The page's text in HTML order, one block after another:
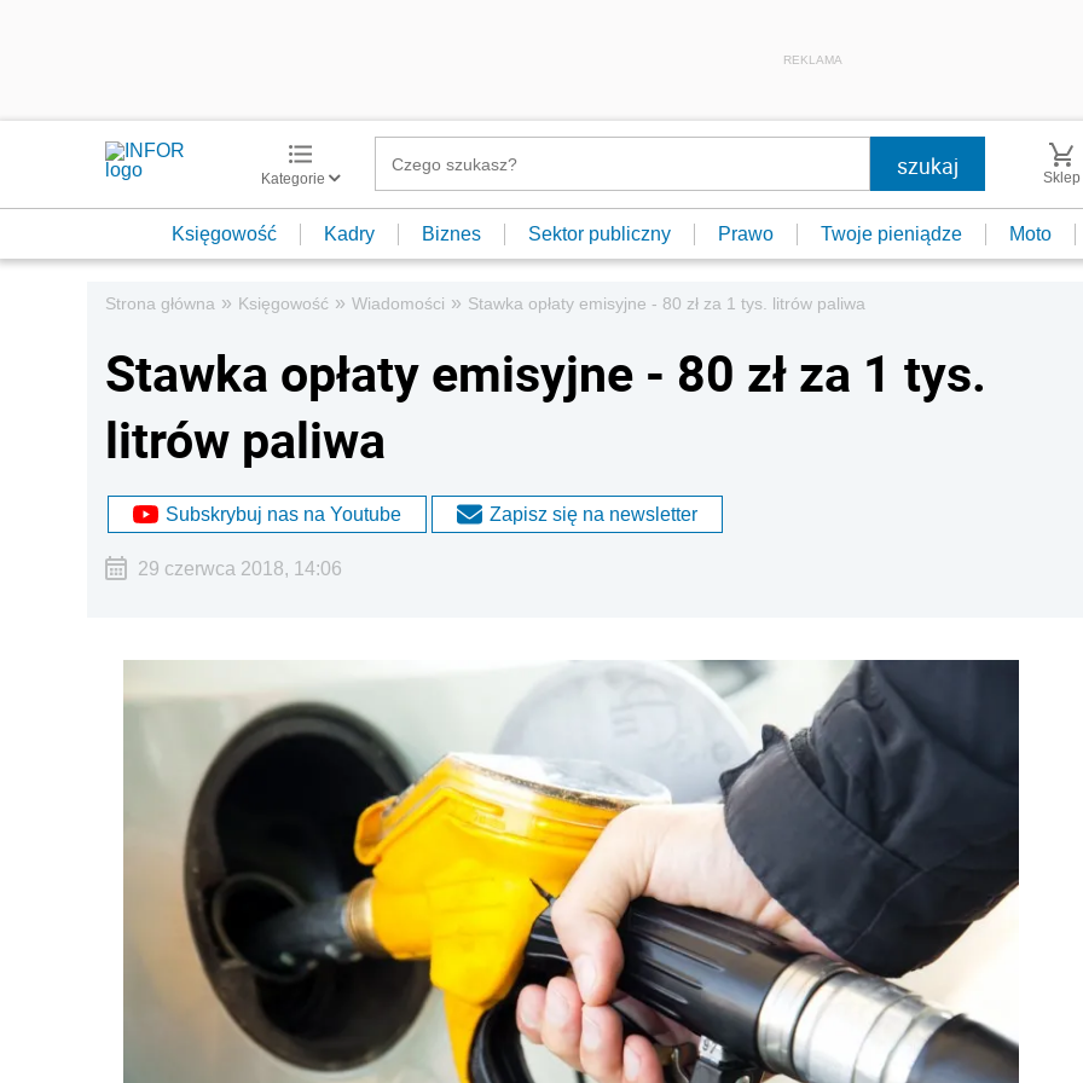
REKLAMA
Kategorie Sklep
Księgowość Kadry Biznes Sektor publiczny Prawo Twoje pieniądze Moto
Strona główna » Księgowość » Wiadomości » Stawka opłaty emisyjne - 80 zł za 1 tys. litrów paliwa
Stawka opłaty emisyjne - 80 zł za 1 tys.
litrów paliwa
Subskrybuj nas na Youtube Zapisz się na newsletter
29 czerwca 2018, 14:06